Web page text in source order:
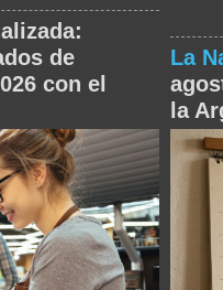
de
con el
La
la